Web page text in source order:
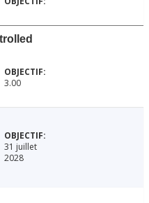
3.00
31 juillet
2028